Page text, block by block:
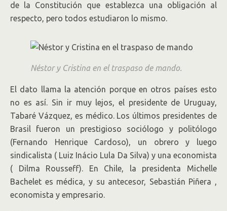
de la Constitución que establezca una obligación al
respecto, pero todos estudiaron lo mismo.
Néstor y Cristina en el traspaso de mando.
El dato llama la atención porque en otros países esto
no es así. Sin ir muy lejos, el presidente de Uruguay,
Tabaré Vázquez, es médico. Los últimos presidentes de
Brasil fueron un prestigioso sociólogo y politólogo
(Fernando Henrique Cardoso), un obrero y luego
sindicalista ( Luiz Inácio Lula Da Silva) y una economista
( Dilma Rousseff). En Chile, la presidenta Michelle
Bachelet es médica, y su antecesor, Sebastián Piñera ,
economista y empresario.